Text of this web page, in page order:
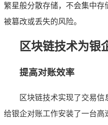
繁星般分散存储，不会集中
被篡改或丢失的风险。
区块链技术为银
提高对账效率
区块链技术实现了交易
给银企对账工作安装了一台高